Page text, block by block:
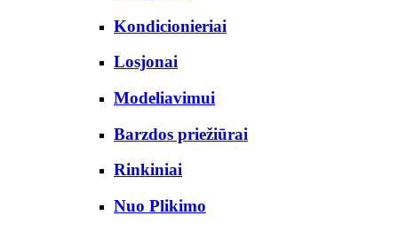
Kondicionieriai
Losjonai
Modeliavimui
Barzdos priežiūrai
Rinkiniai
Nuo Plikimo